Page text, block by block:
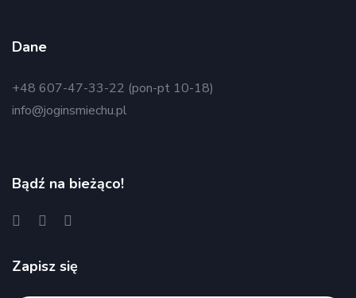
Dane
+48 607-47-33-22 (pon-pt 10-18)
info@joginsmiechu.pl
Bądź na bieżąco!
Zapisz się